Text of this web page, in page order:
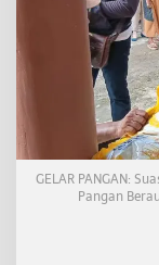
GELAR PANGAN:
Pangan